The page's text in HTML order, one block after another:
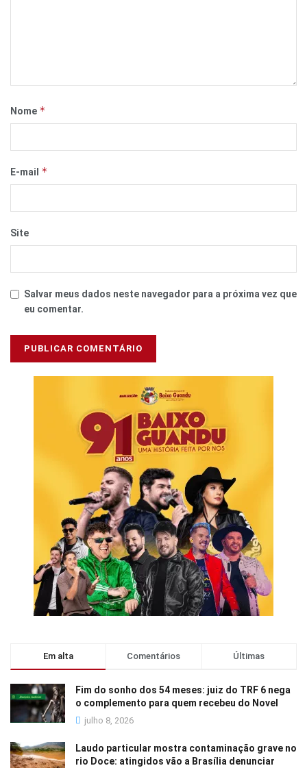
Nome *
E-mail *
Site
Salvar meus dados neste navegador para a próxima vez que
eu comentar.
Em alta Comentários Últimas
Fim do sonho dos 54 meses: juiz do TRF 6 nega
o complemento para quem recebeu do Novel
julho 8, 2026
Laudo particular mostra contaminação grave no
rio Doce: atingidos vão a Brasília denunciar